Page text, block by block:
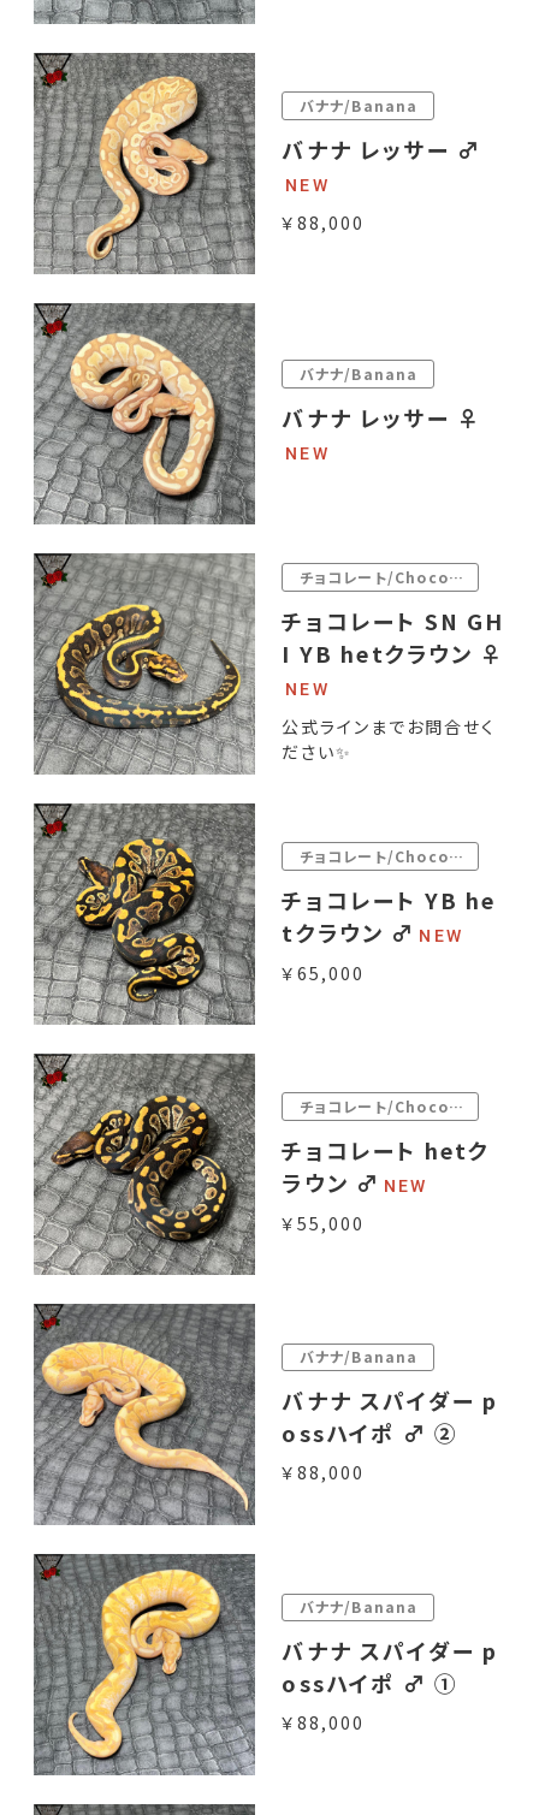
バナナ/Banana
バナナ レッサー ♂
￥88,000
バナナ/Banana
バナナ レッサー ♀
チョコレート/Chocolate
チョコレート SN GH
I YB hetクラウン ♀
公式ラインまでお問合せく
ださい✨
チョコレート/Chocolate
チョコレート YB he
tクラウン ♂
￥65,000
チョコレート/Chocolate
チョコレート hetク
ラウン ♂
￥55,000
バナナ/Banana
バナナ スパイダー p
ossハイポ ♂ ②
￥88,000
バナナ/Banana
バナナ スパイダー p
ossハイポ ♂ ①
￥88,000